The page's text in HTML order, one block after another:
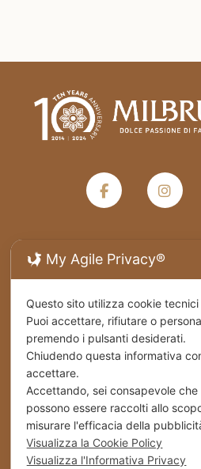
Termini e condizioni generali di
Privacy Policy
Spedizioni
Cookies
Stabilimento – Milbrut
c/da Cappuccini – Messer
(Ag) Italy
My Agile Privacy®
Questo sito utilizza cookie
Puoi accettare, rifiutare o
premendo i pulsanti desiderati.
Chiudendo questa informativa
accettare.
Accettando, sei consapevole
possono essere raccolti allo
misurare l'efficacia della
Visualizza la Cookie Policy
Visualizza l'Informativa Privacy